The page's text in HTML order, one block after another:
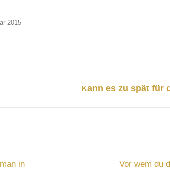
2015
Kann es zu spät für
in
Vor wem du